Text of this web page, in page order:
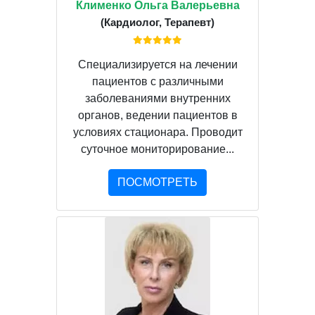
Клименко Ольга Валерьевна
(Кардиолог, Терапевт)
Специализируется на лечении
пациентов с различными
заболеваниями внутренних
органов, ведении пациентов в
условиях стационара. Проводит
суточное мониторирование...
ПОСМОТРЕТЬ